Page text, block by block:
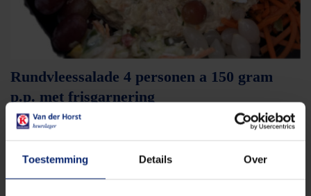
Toestemming Details Over
Rundvleessalade 4 personen a 150 gram
p.p. met frisgarnering
21,90 per stuk
Rundvleessalade 4 personen a 150 gram p.p. met frisgarnering